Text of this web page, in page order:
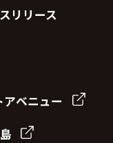
リリース
アベニュー